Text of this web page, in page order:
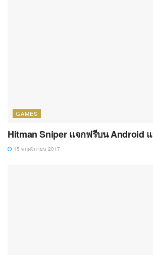
GAMES
Hitman Sniper แจกฟรีบน Android
15 พฤศจิกายน 2017